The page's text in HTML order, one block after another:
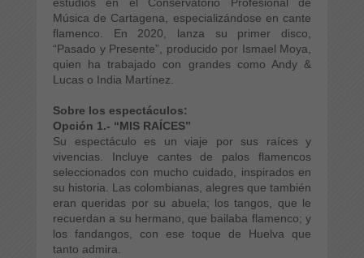
Música de Cartagena, especializándose en cante
flamenco. En 2020, lanza su primer disco,
“Pasado y Presente”, producido por Ismael Moya,
quien ha trabajado con grandes como Andy &
Lucas o India Martínez.
Sobre los espectáculos:
Opción 1.- “MIS RAÍCES”
Su espectáculo es un viaje por sus raíces y
vivencias. Incluye cantes de palos flamencos
seleccionados con mucho cuidado, inspirados en
su historia. Las colombianas, alegres que también
eran queridas por su abuela; los tangos, que le
recuerdan a su hermano, que bailaba flamenco; y
los fandangos, con ese toque de Huelva que
tanto admira.